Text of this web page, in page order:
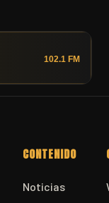
CONTENIDO
Noticias